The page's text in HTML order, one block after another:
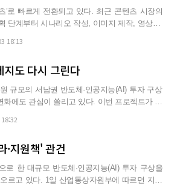
환되고 있다. 최근 콘텐츠 시장의
18:13
도 다시 그린다
규모의 서남권 반도체·인공지능(AI) 투자 구상
쏠리고 있다. 이번 프로젝트가 현
지원책' 관건
로 한 대규모 반도체·인공지능(AI) 투자 구상을
부에 따르면 지난